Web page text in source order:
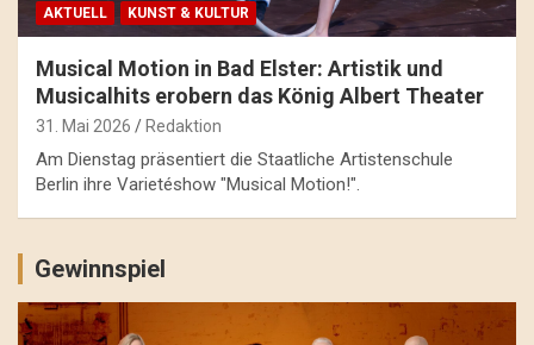
AKTUELL KUNST & KULTUR
Musical Motion in Bad Elster: Artistik und
Musicalhits erobern das König Albert Theater
31. Mai 2026 Redaktion
Am Dienstag präsentiert die Staatliche Artistenschule
Berlin ihre Varietéshow "Musical Motion!".
Gewinnspiel